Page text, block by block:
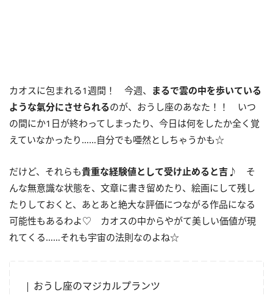
カオスに包まれる1週間！ 今週、 まるで雲の中を歩いている
ような氣分にさせられるのが、おうし座のあなた！！ いつ
の間にか1日が終わってしまったり、今日は何をしたか全く覚
えていなかったり……自分でも唖然としちゃうかも☆
だけど、それらも貴重な経験値として受け止めると吉♪
そ
んな無意識な状態を、文章に書き留めたり、絵画にして残し
たりしておくと、あとあと絶大な評価につながる作品になる
可能性もあるわよ♡ カオスの中からやがて美しい価値が現
れてくる……それも宇宙の法則なのよね☆
おうし座のマジカルプランツ